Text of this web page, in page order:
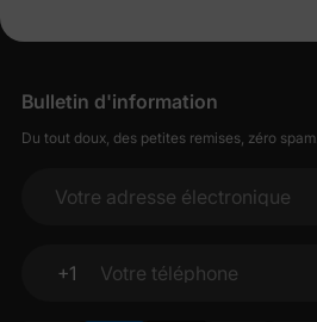
Bulletin d'information
Du tout doux, des petites remises, zéro spam.
Votre adresse électronique
+1
Votre téléphone